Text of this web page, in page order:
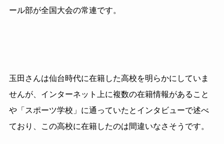
ール部が全国大会の常連です。
玉田さんは仙台時代に在籍した高校を明らかにしていま
せんが、インターネット上に複数の在籍情報があること
や「スポーツ学校」に通っていたとインタビューで述べ
ており、この高校に在籍したのは間違いなさそうです。